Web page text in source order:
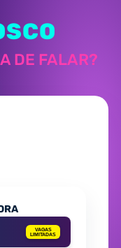
DE FALAR?
VAGAS
LIMITADAS